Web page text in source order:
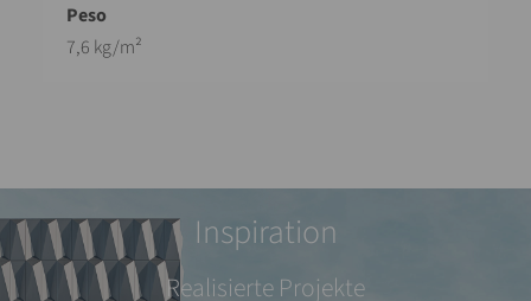
7,6 kg/m²
Inspiration
Realisierte Projekte